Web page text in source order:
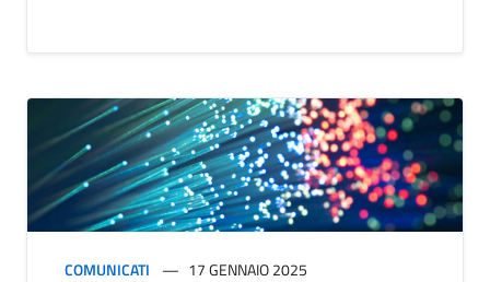
COMUNICATI 17 GENNAIO 2025